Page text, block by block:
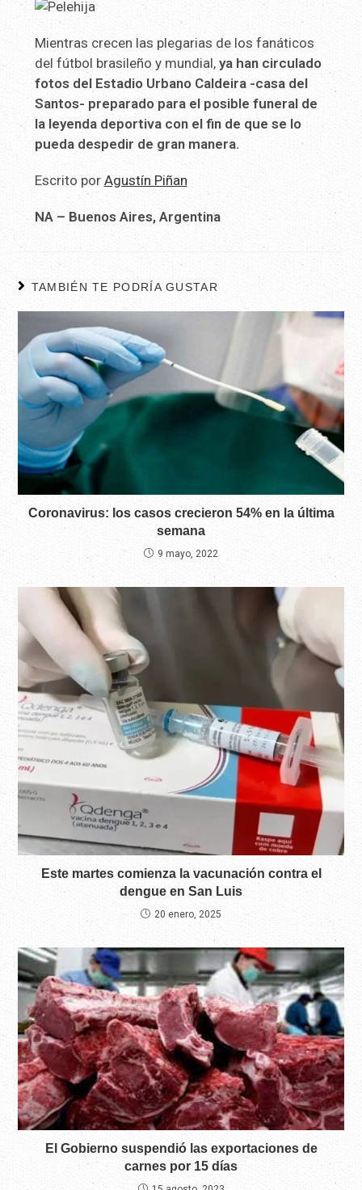
Mientras crecen las plegarias de los fanáticos
del fútbol brasileño y mundial,ya han circulado
fotos del Estadio Urbano Caldeira -casa del
Santos- preparado para el posible funeral de
la leyenda deportiva con el fin de que se lo
pueda despedir de gran manera.
Escrito por Agustín Piñan
NA – Buenos Aires, Argentina
TAMBIÉN TE PODRÍA GUSTAR
Coronavirus: los casos crecieron 54% en la última
semana
9 mayo, 2022
Este martes comienza la vacunación contra el
dengue en San Luis
20 enero, 2025
El Gobierno suspendió las exportaciones de
carnes por 15 días